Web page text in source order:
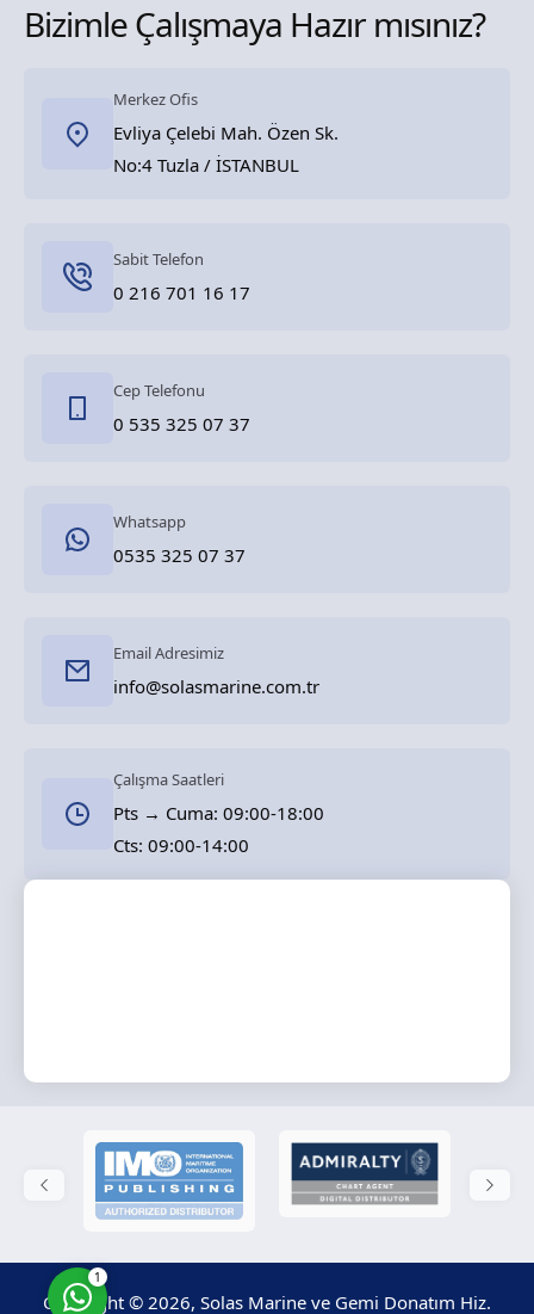
Bizimle Çalışmaya Hazır mısınız?
Merkez Ofis
Evliya Çelebi Mah. Özen Sk.
No:4 Tuzla / İSTANBUL
Sabit Telefon
0 216 701 16 17
Cep Telefonu
0 535 325 07 37
Whatsapp
0535 325 07 37
Email Adresimiz
info@solasmarine.com.tr
Çalışma Saatleri
Pts → Cuma: 09:00-18:00
Cts: 09:00-14:00
Copyright © 2026, Solas Marine ve Gemi Donatım Hiz.
Cevap Yaz
1